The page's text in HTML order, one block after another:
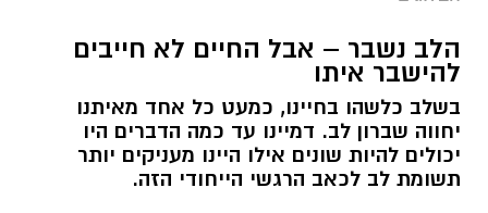
יש לכם מידע חשוב שטרם נחשף? צילומים מאירוע
חדשותי? מצאתם טעות בכתבה? נשמח שתשתפו
אותנו
הלב נשבר – אבל החיים לא חייבים
להישבר איתו
בשלב כלשהו בחיינו, כמעט כל אחד מאיתנו
יחווה שברון לב. דמיינו עד כמה הדברים היו
יכולים להיות שונים אילו היינו מעניקים יותר
תשומת לב לכאב הרגשי הייחודי הזה.